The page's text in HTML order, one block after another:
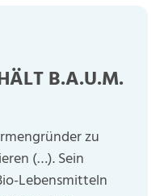
B.A.U.M.
zu
(…). Sein
Lebensmitteln